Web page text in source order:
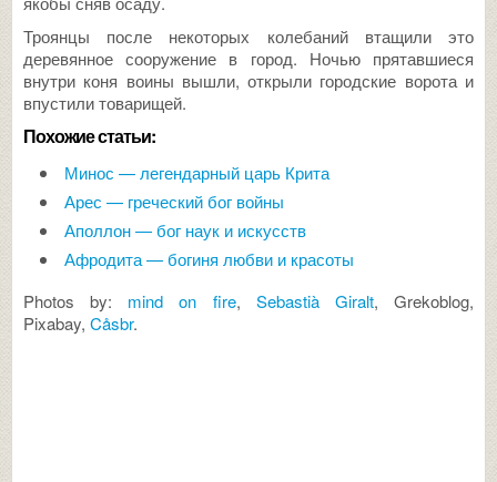
Троянцы после некоторых колебаний втащили это
деревянное сооружение в город. Ночью прятавшиеся
внутри коня воины вышли, открыли городские ворота и
впустили товарищей.
Похожие статьи:
Минос — легендарный царь Крита
Арес — греческий бог войны
Аполлон — бог наук и искусств
Афродита — богиня любви и красоты
Photos by: mind on fire, Sebastià Giralt, Grekoblog,
Pixabay, Cåsbr.